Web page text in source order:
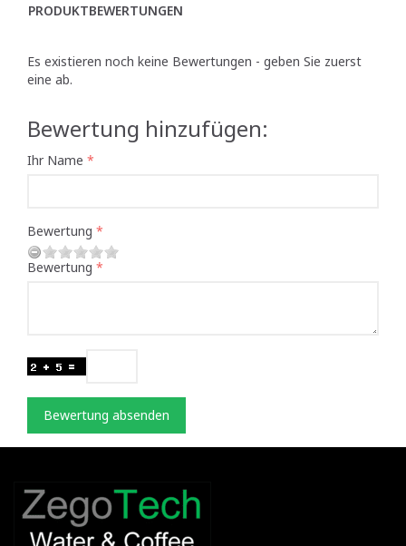
PRODUKTBEWERTUNGEN
Es existieren noch keine Bewertungen - geben Sie zuerst
eine ab.
Bewertung hinzufügen:
Ihr Name
Bewertung
Bewertung
Bewertung absenden